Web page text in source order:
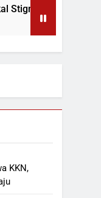
“Judol Tertinggi”
KKN,